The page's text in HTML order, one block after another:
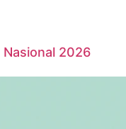
Nasional 2026